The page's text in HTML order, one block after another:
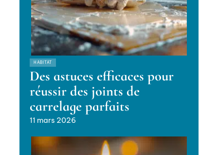
HABITAT
Des astuces efficaces pour
réussir des joints de
carrelage parfaits
11 mars 2026